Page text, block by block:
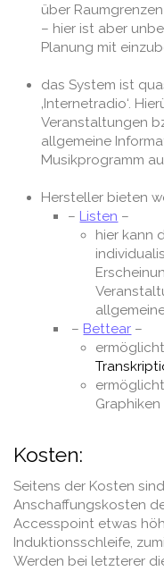
über
– hier ist aber
Planung mit
das System ist
‚Internetradio‘.
Veranstaltungen
allgemeine
Musikprogramm
Hersteller bieten
– Listen –
hier kann
– Bettear –
Kosten:
Seitens der Kosten
Anschaffungskosten
Accesspoint etwas
Induktionsschleife,
Werden bei letzterer